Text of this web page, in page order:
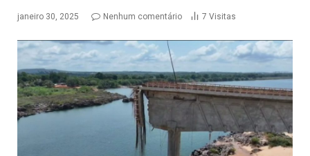
janeiro 30, 2025 Nenhum comentário 7 Visitas